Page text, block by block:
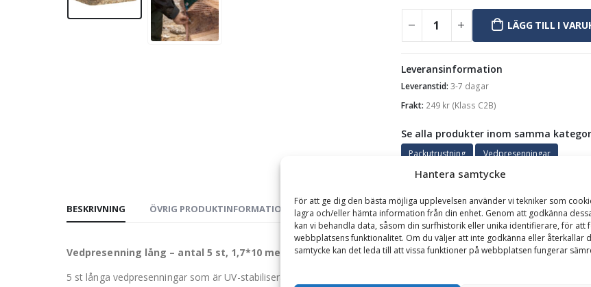
Hantera samtycke
För att ge dig den bästa möjliga upplevelsen använder vi tekniker som
lagra och/eller hämta information från din enhet. Genom att godkänna
kan vi behandla data, såsom din surfhistorik eller unika identifierare, för att
webbplatsens funktionalitet. Om du väljer att inte godkänna eller återkallar
samtycke kan det leda till att vissa funktioner på webbplatsen fungerar
LÄGG TILL I
Leveransinformation
Leveranstid: 3-7 dagar
Frakt: 249 kr(Klass C2B)
Se alla produkter inom samma
Packutrustning Vedpresenningar
BESKRIVNING ÖVRIG PRODUKTINFORMATION GARANTI
Vedpresenning lång – antal 5 st, 1,7*10 meter, UV-skyddad & med öljetter
5 st långa vedpresenningar som är UV-stabiliserade och levereras med 30 st öljetter till varje presenning.